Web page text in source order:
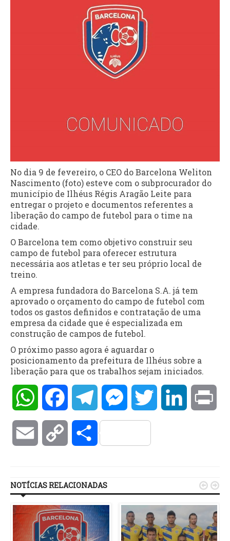
No dia 9 de fevereiro, o CEO do Barcelona Weliton
Nascimento (foto) esteve com o subprocurador do
município de Ilhéus Régis Aragão Leite para
entregar o projeto e documentos referentes a
liberação do campo de futebol para o time na
cidade.
O Barcelona tem como objetivo construir seu
campo de futebol para oferecer estrutura
necessária aos atletas e ter seu próprio local de
treino.
A empresa fundadora do Barcelona S.A. já tem
aprovado o orçamento do campo de futebol com
todos os gastos definidos e contratação de uma
empresa da cidade que é especializada em
construção de campos de futebol.
O próximo passo agora é aguardar o
posicionamento da prefeitura de Ilhéus sobre a
liberação para que os trabalhos sejam iniciados.
WhatsAppFacebookTelegramMessengerTwitter LinkedIn
Email Copy Compartilhar
NOTÍCIAS RELACIONADAS  